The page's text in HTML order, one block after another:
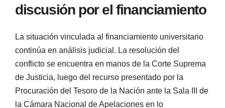
discusión por el financiamiento
La situación vinculada al financiamiento universitario
continúa en análisis judicial. La resolución del
conflicto se encuentra en manos de la Corte Suprema
de Justicia, luego del recurso presentado por la
Procuración del Tesoro de la Nación ante la Sala III de
la Cámara Nacional de Apelaciones en lo